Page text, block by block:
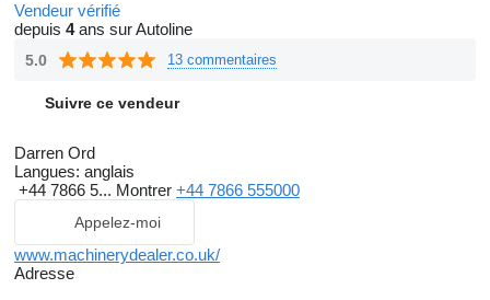
Vendeur vérifié
depuis 4ans sur Autoline
5.0 13 commentaires
Suivre ce vendeur
Darren Ord
Langues: anglais
+44 7866 5... Montrer +44 7866 555000
Appelez-moi
www.machinerydealer.co.uk/
Adresse